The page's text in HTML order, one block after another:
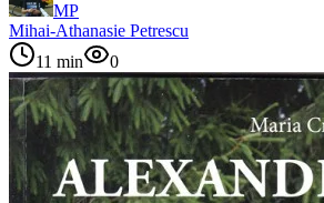
MP
Mihai-Athanasie Petrescu
11 min 0